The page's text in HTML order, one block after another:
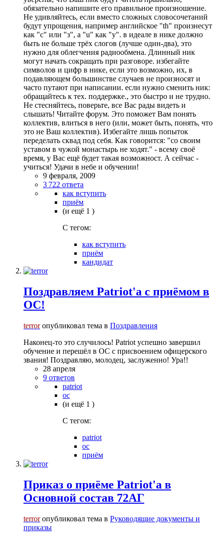
обязательно напишите его правильное произношение.
Не удивляйтесь, если вместо сложных словосочетаний
будут упрощения, например английское "th" произнесут
как "с" или "з", а "u" как "у". в идеале в нике должно
быть не больше трёх слогов (лучше один-два), это
нужно для облегчения радиообмена. Длинный ник
могут начать сокращать при разговоре. избегайте
символов и цифр в нике, если это возможно, их, в
подавляющем большинстве случаев не произносят и
часто путают при написании. если нужно сменить ник:
обращайтесь к тех. поддержке., это быстро и не трудно.
Не стесняйтесь, поверьте, все Вас рады видеть и
слышать! Читайте форум. Это поможет Вам понять
коллектив, влиться в него (или, может быть, понять, что
это не Ваш коллектив). Избегайте лишь попыток
переделать сквад под себя. Как говорится: "со своим
уставом в чужой монастырь не ходят." - всему своё
время, у Вас ещё будет такая возможност. А сейчас -
учиться! Удачи в небе и обучении!
9 февраля, 2009
3 722 ответа
как вступить
приём
(и ещё 1 )
C тегом:
как вступить
приём
кандидат
Поздравляем Patriot'а с приёмом в
ОС!
terrorопубликовал тема в Поздравления
Наконец-то это случилось! Patriot успешно завершил
обучение и перешёл в ОС с присвоением офицерского
звания! Поздравляю, молодец, заслуженно! Ура!!
28 апреля
9 ответов
patriot
ос
(и ещё 1 )
C тегом:
patriot
ос
приём
Приказ о приёме Patriot'а в
Основной состав 72АГ
terrorопубликовал тема в Руководящие документы и
приказы